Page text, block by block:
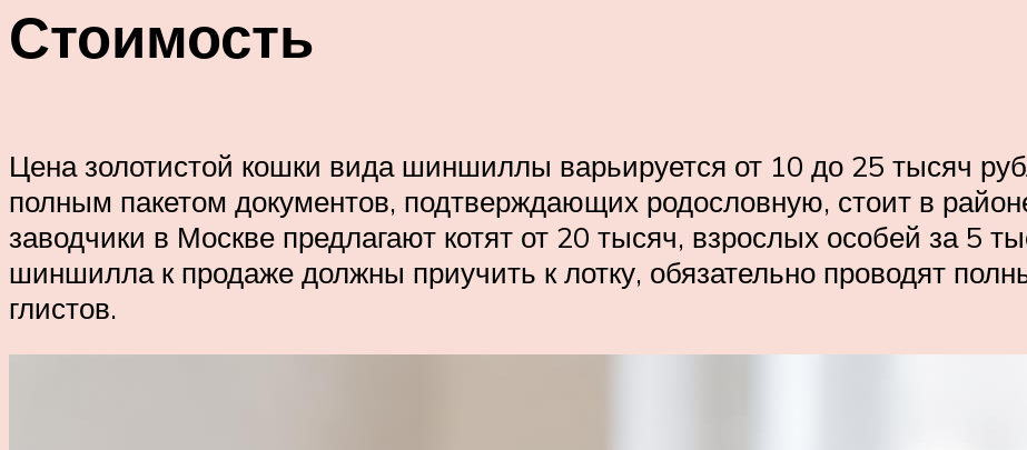
Стоимость
Цена золотистой кошки вида шиншиллы варьируется от 10 до 25 тысяч
полным пакетом документов, подтверждающих родословную, стоит в
заводчики в Москве предлагают котят от 20 тысяч, взрослых особей за 5
шиншилла к продаже должны приучить к лотку, обязательно проводят
глистов.